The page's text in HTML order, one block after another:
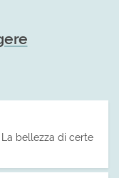
bellezza di certe